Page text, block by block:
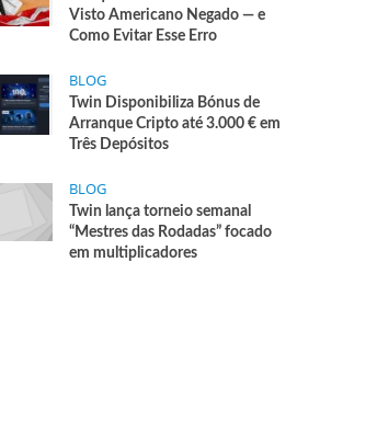
Visto Americano Negado — e
Como Evitar Esse Erro
BLOG
Twin Disponibiliza Bónus de
Arranque Cripto até 3.000 € em
Três Depósitos
BLOG
Twin lança torneio semanal
“Mestres das Rodadas” focado
em multiplicadores